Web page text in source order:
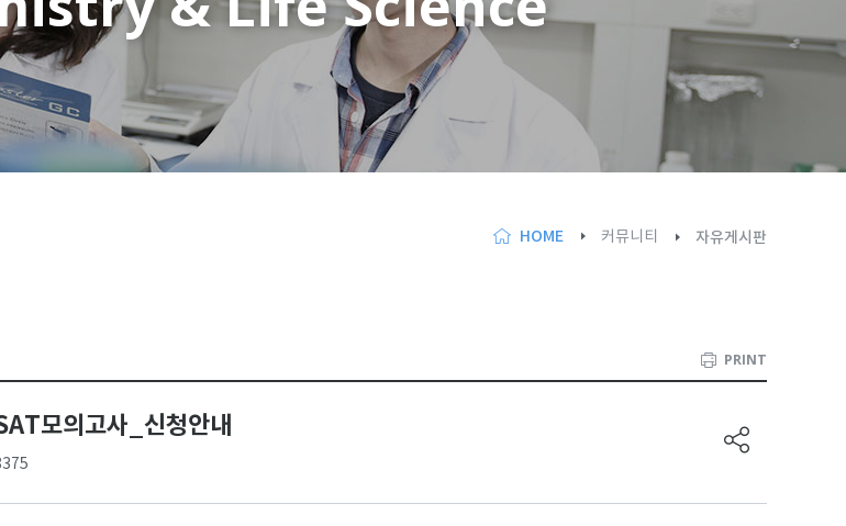
HOME 커뮤니티 자유게시판
PRINT
모의고사_신청안내